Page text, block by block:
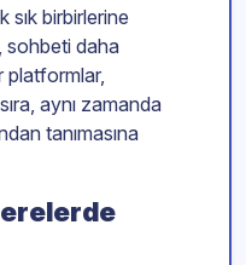
sık birbirlerine
sohbeti daha
platformlar,
aynı zamanda
tanımasına